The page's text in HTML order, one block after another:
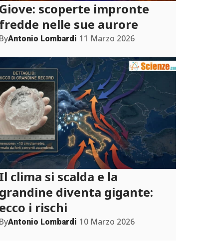
Giove: scoperte impronte
fredde nelle sue aurore
ByAntonio Lombardi 11 Marzo 2026
Il clima si scalda e la
grandine diventa gigante:
ecco i rischi
ByAntonio Lombardi 10 Marzo 2026